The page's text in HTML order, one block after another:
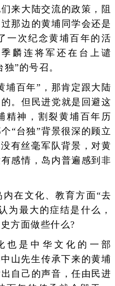
来大陆交流的政策，阻
那边的黄埔同学会还是
一次纪念黄埔百年的活
麟连将军还在台上谴
”的号召。
百年”，那肯定跟大陆
。但民进党就是回避这
精神，割裂黄埔百年历
“台独”背景很深的顾立
有丝毫军队背景，对黄
感情，岛内普遍感到非
内在文化、教育方面“去
为最大的症结是什么，
方面做些什么?
也是中华文化的一部
山先生传承下来的黄埔
自己的声音，任由民进